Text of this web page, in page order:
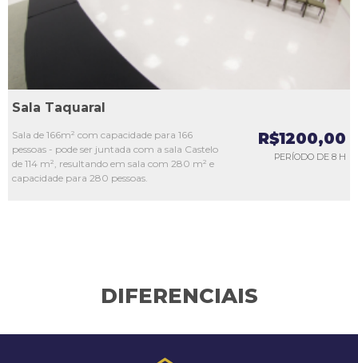
Sala Taquaral
Sala de 166m² com capacidade para 166
pessoas - pode ser juntada com a sala Castelo
de 114 m², resultando em sala com 280 m² e
capacidade para 280 pessoas.
R$1200,00
PERÍODO DE 8 H
DIFERENCIAIS